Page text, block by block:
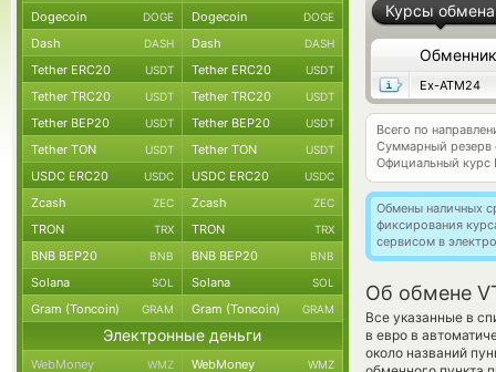
Курсы обмена
Обменник
Ex-ATM24
Всего по
Суммарный резерв
Официальный курс
Обмены наличных
фиксирования
сервисом в
Об обмене
Все указанные в
в евро в
около названий
Dogecoin DOGE Dogecoin DOGE
Dash DASH Dash DASH
Tether ERC20 USDT Tether ERC20 USDT
Tether TRC20 USDT Tether TRC20 USDT
Tether BEP20 USDT Tether BEP20 USDT
Tether TON USDT Tether TON USDT
USDC ERC20 USDC USDC ERC20 USDC
Zcash ZEC Zcash ZEC
TRON TRX TRON TRX
BNB BEP20 BNB BNB BEP20 BNB
Solana SOL Solana SOL
Gram (Toncoin) GRAM Gram (Toncoin) GRAM
Электронные деньги
WebMoney WMZ WebMoney WMZ